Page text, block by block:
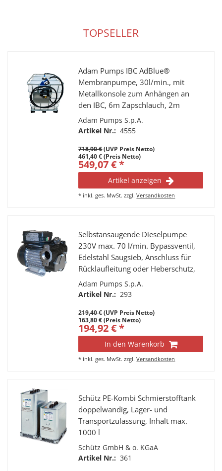
TOPSELLER
Adam Pumps IBC AdBlue®
Membranpumpe, 30l/min., mit
Metallkonsole zum Anhängen an
den IBC, 6m Zapschlauch, 2m
Saugschlauch, SEC IBC Adapter,
automatische Zapfpistole mit
Adam Pumps S.p.A.
Artikel Nr.: 4555
718,90 €(UVP Preis Netto)
461,40 € (Preis Netto)
549,07 € *
Artikel anzeigen
* inkl. ges. MwSt. zzgl.Versandkosten
Selbstansaugende Dieselpumpe
230V max. 70 l/min. Bypassventil,
Edelstahl Saugsieb, Anschluss für
Rücklaufleitung oder Heberschutz,
Anschlüsse 1" IG sowie 1"
Ovalflansch druckseitig,
Schukostecker.
Adam Pumps S.p.A.
Artikel Nr.: 293
219,40 €(UVP Preis Netto)
163,80 € (Preis Netto)
194,92 € *
In den Warenkorb
* inkl. ges. MwSt. zzgl.Versandkosten
Schütz PE-Kombi Schmierstofftank
doppelwandig, Lager- und
Transportzulassung, Inhalt max.
1000 l
Schütz GmbH & o. KGaA
Artikel Nr.: 361